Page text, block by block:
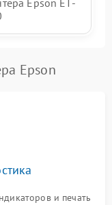
Epson ET-
Epson
и печать